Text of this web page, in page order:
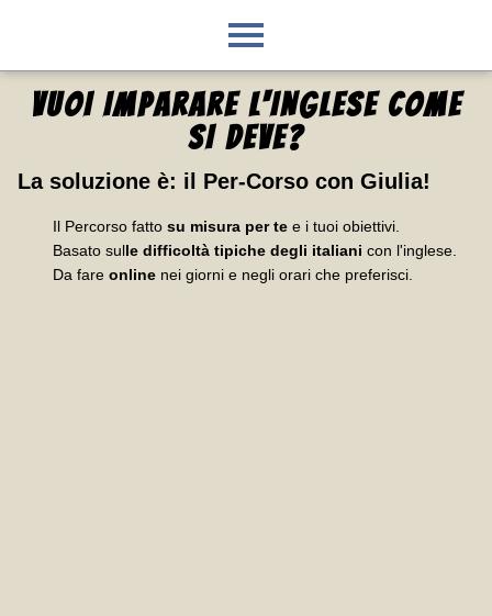
VUOI IMPARARE L'INGLESE COME
SI DEVE?
La soluzione è: il Per-Corso con Giulia!
Il Percorso fatto su misura per te e i tuoi obiettivi.
Basato sulle difficoltà tipiche degli italiani con l'inglese.
Da fare online nei giorni e negli orari che preferisci.